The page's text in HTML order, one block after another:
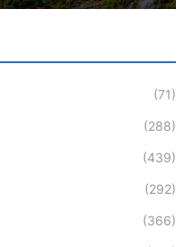
(71)
(288)
(439)
(292)
(366)